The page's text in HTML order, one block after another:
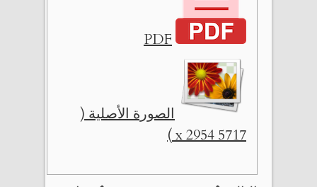
PDF
الصورة الأصلية (
5717 x 2954 )